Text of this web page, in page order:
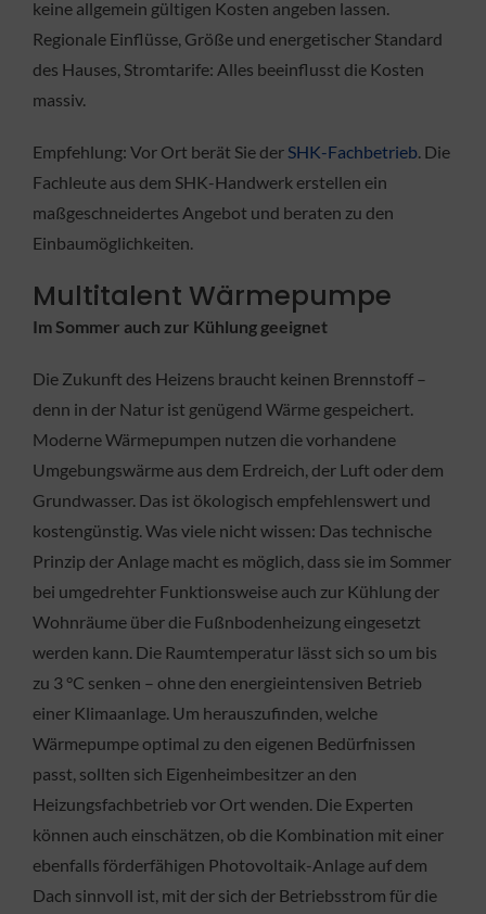
keine allgemein gültigen Kosten angeben lassen.
Regionale Einflüsse, Größe und energetischer Standard
des Hauses, Stromtarife: Alles beeinflusst die Kosten
massiv.
Empfehlung: Vor Ort berät Sie derSHK-Fachbetrieb. Die
Fachleute aus dem SHK-Handwerk erstellen ein
maßgeschneidertes Angebot und beraten zu den
Einbaumöglichkeiten.
Multitalent Wärmepumpe
Im Sommer auch zur Kühlung geeignet
Die Zukunft des Heizens braucht keinen Brennstoff –
denn in der Natur ist genügend Wärme gespeichert.
Moderne Wärmepumpen nutzen die vorhandene
Umgebungswärme aus dem Erdreich, der Luft oder dem
Grundwasser. Das ist ökologisch empfehlenswert und
kostengünstig. Was viele nicht wissen: Das technische
Prinzip der Anlage macht es möglich, dass sie im Sommer
bei umgedrehter Funktionsweise auch zur Kühlung der
Wohnräume über die Fußnbodenheizung eingesetzt
werden kann. Die Raumtemperatur lässt sich so um bis
zu 3 °C senken – ohne den energieintensiven Betrieb
einer Klimaanlage. Um herauszufinden, welche
Wärmepumpe optimal zu den eigenen Bedürfnissen
passt, sollten sich Eigenheimbesitzer an den
Heizungsfachbetrieb vor Ort wenden. Die Experten
können auch einschätzen, ob die Kombination mit einer
ebenfalls förderfähigen Photovoltaik-Anlage auf dem
Dach sinnvoll ist, mit der sich der Betriebsstrom für die